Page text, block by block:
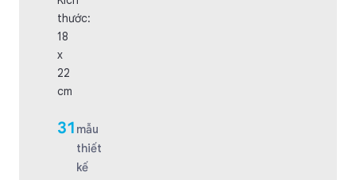
thước:
18
x
22
cm
31 mẫu
thiết
kế